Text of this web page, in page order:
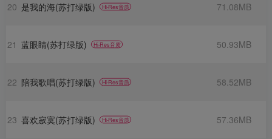
20 是我的海(苏打绿版) Hi-Res音质 71.08MB
21 蓝眼睛(苏打绿版) Hi-Res音质 50.93MB
22 陪我歌唱(苏打绿版) Hi-Res音质 58.52MB
23 喜欢寂寞(苏打绿版) Hi-Res音质 57.36MB